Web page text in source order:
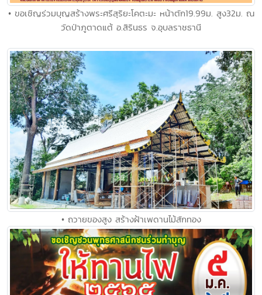
• ขอเชิญร่วมบุญสร้างพระศรีสุริยะโคตะมะ หน้าตัก19.99ม. สูง32ม. ณ
วัดป่าภูตาดแต้ อ.สิรินธร จ.อุบลราชธานี
• ถวายของสูง สร้างฝ้าเพดานไม้สักทอง